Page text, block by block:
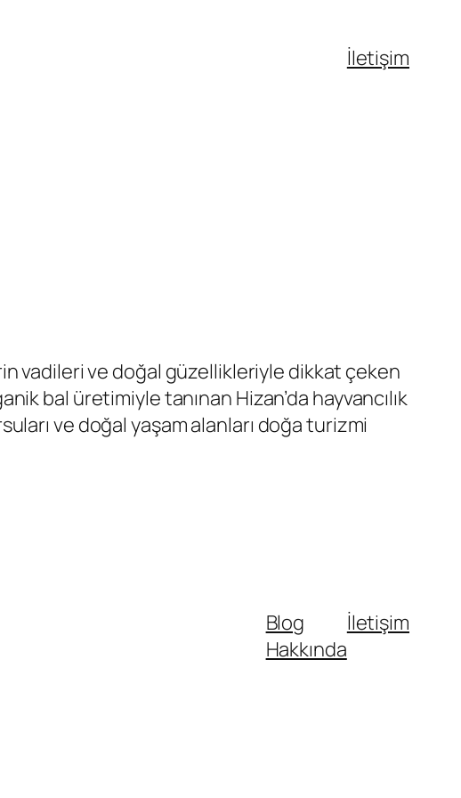
İletişim
vadileri ve doğal güzellikleriyle dikkat çeken
bal üretimiyle tanınan Hizan’da hayvancılık
ve doğal yaşam alanları doğa turizmi
Blog
Hakkında
İletişim